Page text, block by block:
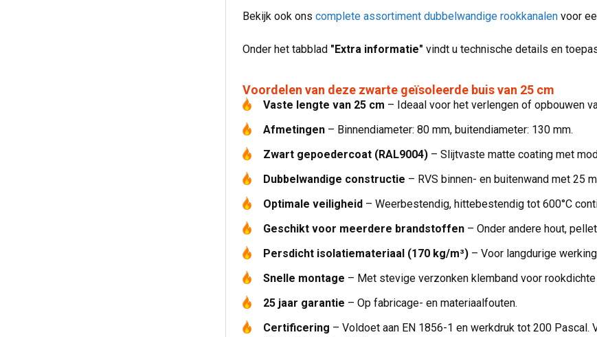
Bekijk ook onscomplete assortiment dubbelwandige rookkanalen voor
Onder het tabblad "Extra informatie" vindt u technische details en
Voordelen van deze zwarte geïsoleerde buis van 25 cm
Vaste lengte van 25 cm – Ideaal voor het verlengen of opbouwen
Afmetingen – Binnendiameter: 80 mm, buitendiameter: 130 mm.
Zwart gepoedercoat (RAL9004) – Slijtvaste matte coating met
Dubbelwandige constructie – RVS binnen- en buitenwand met 25
Optimale veiligheid – Weerbestendig, hittebestendig tot 600°C
Geschikt voor meerdere brandstoffen – Onder andere hout,
Persdicht isolatiemateriaal (170 kg/m³) – Voor langdurige
Snelle montage – Met stevige verzonken klemband voor
25 jaar garantie – Op fabricage- en materiaalfouten.
Certificering – Voldoet aan EN 1856-1 en werkdruk tot 200